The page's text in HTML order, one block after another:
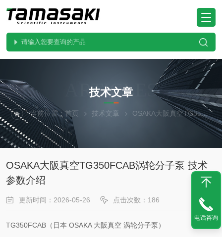
ARTICLES
技术文章
当前位置：首页 技术文章 OSAKA大阪真空TG350FCAB涡轮分子泵 技术参数介绍
OSAKA大阪真空TG350FCAB涡轮分子泵 技术
参数介绍
更新时间：2026-05-26 点击次数：186
TG350FCAB（日本 OSAKA 大阪真空 涡轮分子泵）
电话咨询